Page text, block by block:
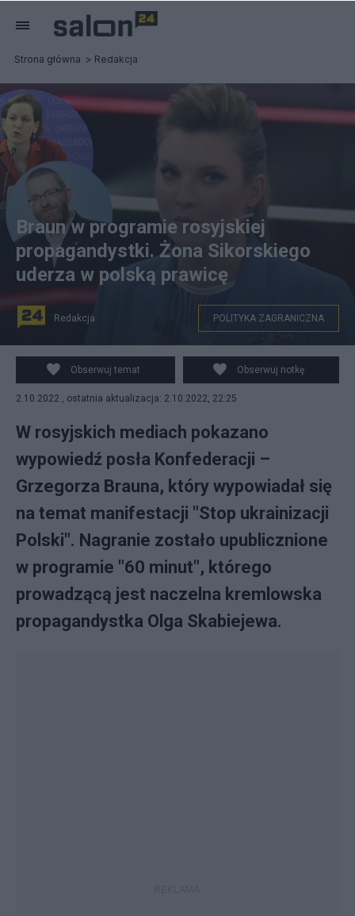
Strona główna Redakcja
W głównym programie rosyjskiej telewizji regularnie
emitowane są antypolskie materiały. Fot. YouTube
Braun w programie rosyjskiej
propagandystki. Żona Sikorskiego
uderza w polską prawicę
Redakcja POLITYKA ZAGRANICZNA
Obserwuj temat Obserwuj notkę
2.10.2022 , ostatnia aktualizacja: 2.10.2022, 22:25
W rosyjskich mediach pokazano
wypowiedź posła Konfederacji –
Grzegorza Brauna, który wypowiadał się
na temat manifestacji "Stop ukrainizacji
Polski". Nagranie zostało upublicznione
w programie "60 minut", którego
prowadzącą jest naczelna kremlowska
propagandystka Olga Skabiejewa.